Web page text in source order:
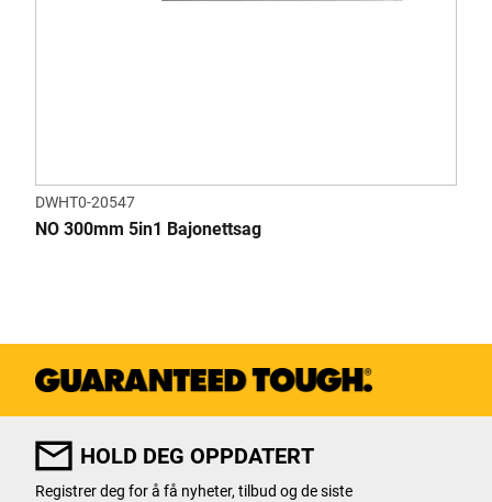
DWHT0-20547
NO 300mm 5in1 Bajonettsag
HOLD DEG OPPDATERT
Registrer deg for å få nyheter, tilbud og de siste